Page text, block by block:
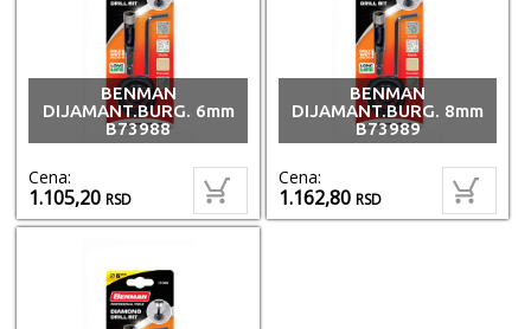
BENMAN
DIJAMANT.BURG. 6mm
B73988
Cena:
1.105,20RSD
BENMAN
DIJAMANT.BURG. 8mm
B73989
Cena:
1.162,80RSD